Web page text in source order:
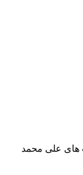
های علی محمد